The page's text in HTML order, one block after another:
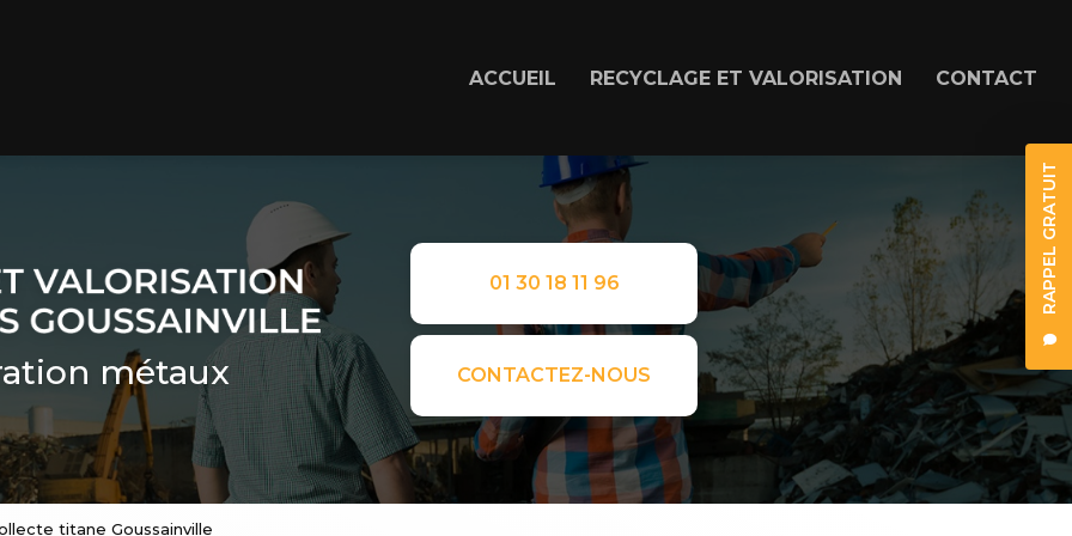
RAPPEL GRATUIT
ACCUEIL RECYCLAGE ET VALORISATION CONTACT
métaux
01 30 18 11 96
CONTACTEZ-NOUS
titane Goussainville